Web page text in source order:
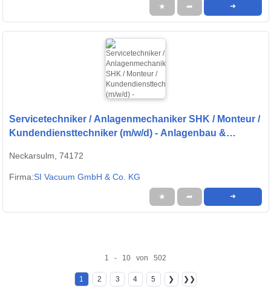
★ ➦ ➜
Servicetechniker / Anlagenmechaniker SHK / Monteur /
Kundendiensttechniker (m/w/d) - Anlagenbau &
Neckarsulm, 74172
Firma:SI Vacuum GmbH & Co. KG
★ ➦ ➜
1 - 10 von 502
1 2 3 4 5 ❯ ❯❯